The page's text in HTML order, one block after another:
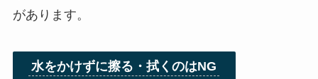
があります。
水をかけずに擦る・拭くのはNG